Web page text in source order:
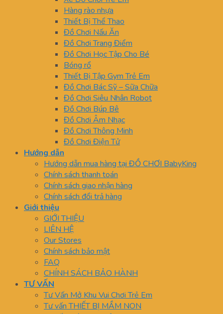
Hàng rào nhựa
Thiết Bị Thể Thao
Đồ Chơi Nấu Ăn
Đồ Chơi Trang Điểm
Đồ Chơi Học Tập Cho Bé
Bóng rổ
Thiết Bị Tập Gym Trẻ Em
Đồ Chơi Bác Sỹ – Sữa Chữa
Đồ Chơi Siêu Nhân Robot
Đồ Chơi Búp Bê
Đồ Chơi Âm Nhạc
Đồ Chơi Thông Minh
Đồ Chơi Điện Tử
Hướng dẫn
Hướng dẫn mua hàng tại ĐỒ CHƠI BabyKing
Chính sách thanh toán
Chính sách giao nhận hàng
Chính sách đổi trả hàng
Giới thiệu
GIỚI THIỆU
LIÊN HỆ
Our Stores
Chính sách bảo mật
FAQ
CHÍNH SÁCH BẢO HÀNH
TƯ VẤN
Tư Vấn Mở Khu Vui Chơi Trẻ Em
Tư vấn THIẾT BỊ MẦM NON